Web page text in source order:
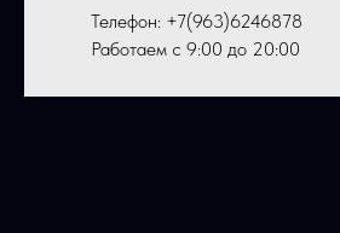
Телефон: +7(963)6246878
Работаем с 9:00 до 20:00